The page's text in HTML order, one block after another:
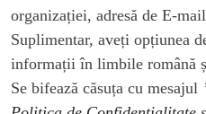
organizației, adresă de E-
Suplimentar, aveți opțiunea
informații în limbile română
Se bifează căsuța cu mesajul